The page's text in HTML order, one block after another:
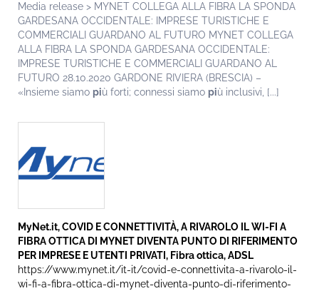
Media release > MYNET COLLEGA ALLA FIBRA LA SPONDA
GARDESANA OCCIDENTALE: IMPRESE TURISTICHE E
COMMERCIALI GUARDANO AL FUTURO MYNET COLLEGA
ALLA FIBRA LA SPONDA GARDESANA OCCIDENTALE:
IMPRESE TURISTICHE E COMMERCIALI GUARDANO AL
FUTURO 28.10.2020 GARDONE RIVIERA (BRESCIA) –
«Insieme siamo più forti; connessi siamo più inclusivi, [...]
MyNet.it, COVID E CONNETTIVITÀ, A RIVAROLO IL WI-FI A
FIBRA OTTICA DI MYNET DIVENTA PUNTO DI RIFERIMENTO
PER IMPRESE E UTENTI PRIVATI, Fibra ottica, ADSL
https://www.mynet.it/it-it/covid-e-connettivita-a-rivarolo-il-
wi-fi-a-fibra-ottica-di-mynet-diventa-punto-di-riferimento-